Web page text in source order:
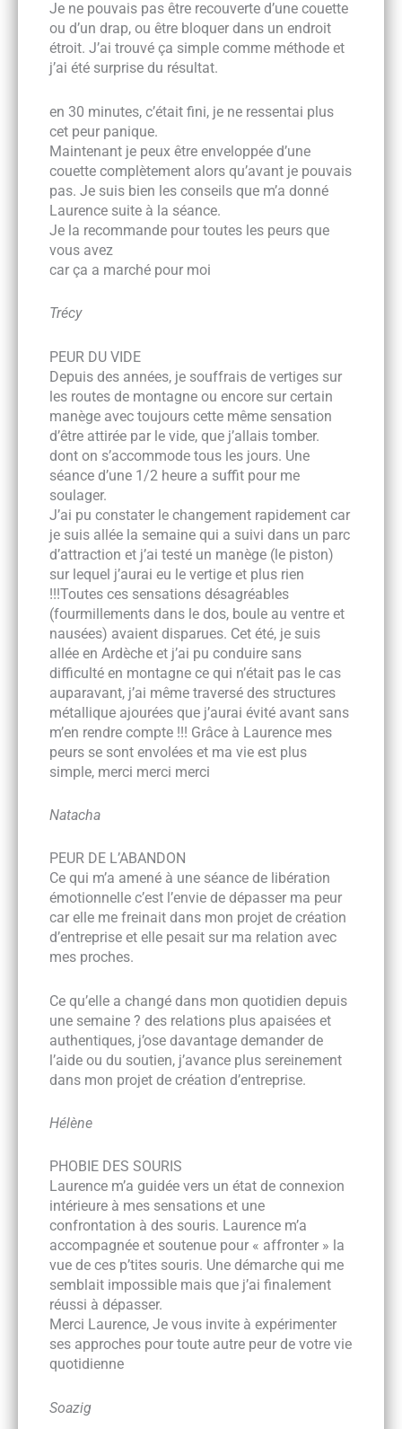
Je ne pouvais pas être recouverte d’une couette
ou d’un drap, ou être bloquer dans un endroit
étroit. J’ai trouvé ça simple comme méthode et
j’ai été surprise du résultat.
en 30 minutes, c’était fini, je ne ressentai plus
cet peur panique.
Maintenant je peux être enveloppée d’une
couette complètement alors qu’avant je pouvais
pas. Je suis bien les conseils que m’a donné
Laurence suite à la séance.
Je la recommande pour toutes les peurs que
vous avez
car ça a marché pour moi
Trécy
PEUR DU VIDE
Depuis des années, je souffrais de vertiges sur
les routes de montagne ou encore sur certain
manège avec toujours cette même sensation
d’être attirée par le vide, que j’allais tomber.
dont on s’accommode tous les jours. Une
séance d’une 1/2 heure a suffit pour me
soulager.
J’ai pu constater le changement rapidement car
je suis allée la semaine qui a suivi dans un parc
d’attraction et j’ai testé un manège (le piston)
sur lequel j’aurai eu le vertige et plus rien
!!!Toutes ces sensations désagréables
(fourmillements dans le dos, boule au ventre et
nausées) avaient disparues. Cet été, je suis
allée en Ardèche et j’ai pu conduire sans
difficulté en montagne ce qui n’était pas le cas
auparavant, j’ai même traversé des structures
métallique ajourées que j’aurai évité avant sans
m’en rendre compte !!! Grâce à Laurence mes
peurs se sont envolées et ma vie est plus
simple, merci merci merci
Natacha
PEUR DE L’ABANDON
Ce qui m’a amené à une séance de libération
émotionnelle c’est l’envie de dépasser ma peur
car elle me freinait dans mon projet de création
d’entreprise et elle pesait sur ma relation avec
mes proches.
Ce qu’elle a changé dans mon quotidien depuis
une semaine ? des relations plus apaisées et
authentiques, j’ose davantage demander de
l’aide ou du soutien, j’avance plus sereinement
dans mon projet de création d’entreprise.
Hélène
PHOBIE DES SOURIS
Laurence m’a guidée vers un état de connexion
intérieure à mes sensations et une
confrontation à des souris. Laurence m’a
accompagnée et soutenue pour « affronter » la
vue de ces p’tites souris. Une démarche qui me
semblait impossible mais que j’ai finalement
réussi à dépasser.
Merci Laurence, Je vous invite à expérimenter
ses approches pour toute autre peur de votre vie
quotidienne
Soazig